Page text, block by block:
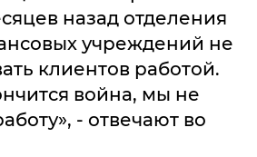
назад отделения
учреждений не
клиентов работой.
война, мы не
- отвечают во